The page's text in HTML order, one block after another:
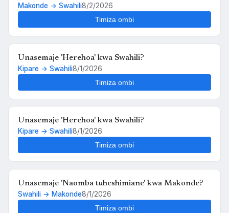
kwa Swahili?
Makonde → Swahili8/2/2026
Timiza ombi
Unasemaje 'Herehoa' kwa Swahili?
Kipare → Swahili8/1/2026
Timiza ombi
Unasemaje 'Herehoa' kwa Swahili?
Kipare → Swahili8/1/2026
Timiza ombi
Unasemaje 'Naomba tuheshimiane' kwa Makonde?
Swahili → Makonde8/1/2026
Timiza ombi